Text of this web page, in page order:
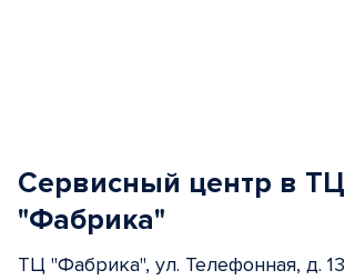
Сервисный центр в ТЦ
"Фабрика"
ТЦ "Фабрика", ул. Телефонная, д. 13